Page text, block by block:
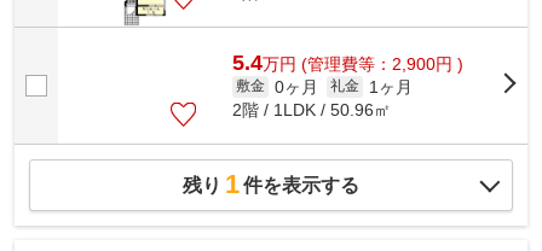
5.4万円 (管理費等：2,900円 )
敷金 0ヶ月 礼金
1ヶ月
2階 / 1LDK / 50.96㎡
残り 1件を表示する